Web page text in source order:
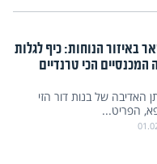
באיזור הנוחות: כיף לגלות
הכי טרנדיים
האדיבה של בנות דור הזי
הפריט...